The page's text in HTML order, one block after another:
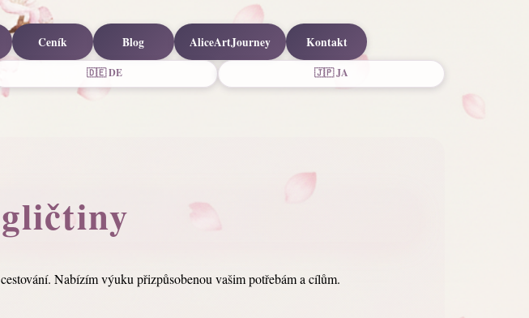
Ceník Blog AliceArtJourney Kontakt
🇩🇪 DE 🇯🇵 JA
Nabízím výuku přizpůsobenou vašim potřebám a cílům.